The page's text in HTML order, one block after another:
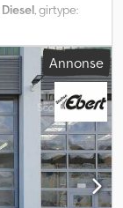
Diesel, girtype:
Annonse